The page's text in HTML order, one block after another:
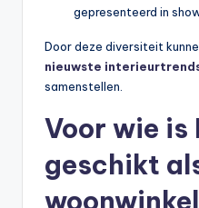
gepresenteerd in
Door deze diversiteit
nieuwste
samenstellen.
Voor wie is
geschikt